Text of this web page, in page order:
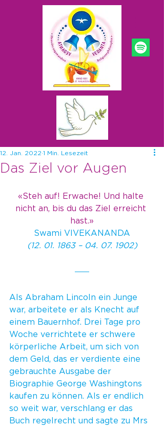
Das Ziel vor Augen
12. Jan. 2022 1 Min. Lesezeit
«Steh auf! Erwache! Und halte
nicht an, bis du das Ziel erreicht
hast.»
Swami VIVEKANANDA
(12. 01. 1863 – 04. 07. 1902)
Als Abraham Lincoln ein Junge
war, arbeitete er als Knecht auf
einem Bauernhof. Drei Tage pro
Woche verrichtete er schwere
körperliche Arbeit, um sich von
dem Geld, das er verdiente eine
gebrauchte Ausgabe der
Biographie George Washingtons
kaufen zu können. Als er endlich
so weit war, verschlang er das
Buch regelrecht und sagte zu Mrs